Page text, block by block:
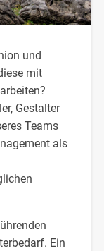
und
mit
Gestalter
Teams
als
Ein